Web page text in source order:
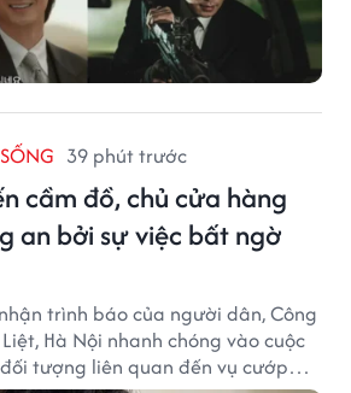
39 phút trước
cầm đồ, chủ cửa hàng
an bởi sự việc bất ngờ
trình báo của người dân, Công
Hà Nội nhanh chóng vào cuộc
tượng liên quan đến vụ cướp